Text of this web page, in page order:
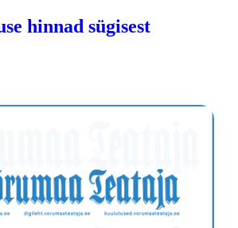
hinnad sügisest